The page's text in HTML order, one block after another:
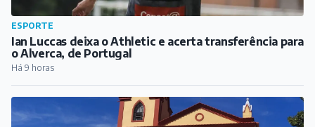
CIDADE
Fiéis se preparam para festa de Nossa Senhora da
Glória, em Barbacena
Há 10 horas